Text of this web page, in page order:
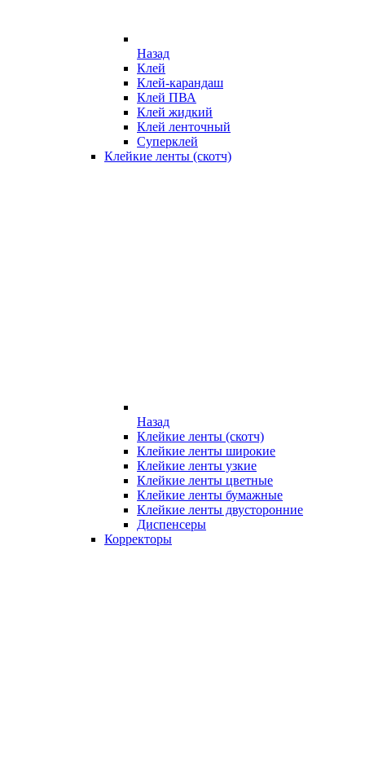
Назад
Клей
Клей-карандаш
Клей ПВА
Клей жидкий
Клей ленточный
Суперклей
Клейкие ленты (скотч)
Назад
Клейкие ленты (скотч)
Клейкие ленты широкие
Клейкие ленты узкие
Клейкие ленты цветные
Клейкие ленты бумажные
Клейкие ленты двусторонние
Диспенсеры
Корректоры